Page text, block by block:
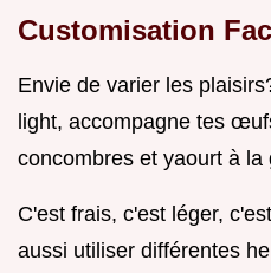
Customisation
Envie de varier les
light, accompagne tes
concombres et yaourt à la
C'est frais, c'est léger,
aussi utiliser différentes